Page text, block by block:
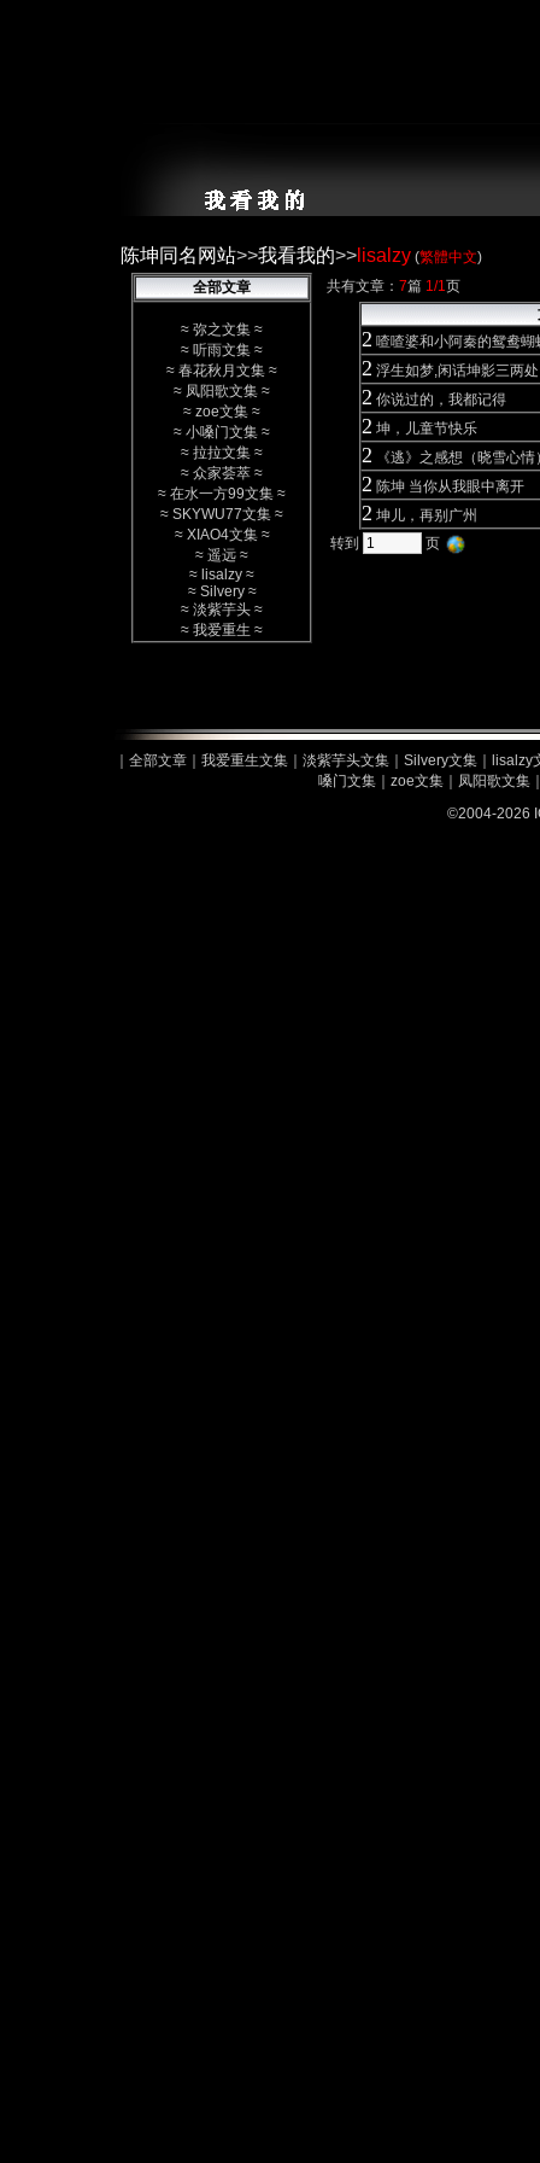
陈坤同名网站>>我看我的>> lisalzy (繁體中文)
全部文章
≈ 弥之文集 ≈
≈ 听雨文集 ≈
≈ 春花秋月文集 ≈
≈ 凤阳歌文集 ≈
≈ zoe文集 ≈
≈ 小嗓门文集 ≈
≈ 拉拉文集 ≈
≈ 众家荟萃 ≈
≈ 在水一方99文集 ≈
≈ SKYWU77文集 ≈
≈ XIAO4文集≈
≈ 遥远 ≈
≈ lisalzy ≈
≈ Silvery≈
≈ 淡紫芋头 ≈
≈ 我爱重生 ≈
共有文章： 7篇 1/1页
2 喳喳婆和小阿秦的鸳鸯蝴
2 浮生如梦,闲话坤影三两处
2 你说过的，我都记得
2 坤，儿童节快乐
2 《逃》之感想（晓雪心情
2 陈坤 当你从我眼中离开
2 坤儿，再别广州
转到
页
全部文章 我爱重生文集 淡紫芋头文集 Silvery文集
lisalzy
嗓门文集
zoe文集 凤阳歌文集
©2004-2026